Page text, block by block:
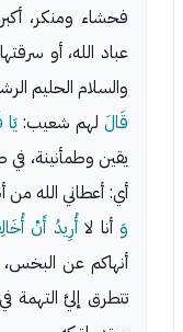
فحشاء ومنكر،
عباد الله، أو
والسلام الحليم
قَالَلهم شعيب:
يقين وطمأنينة،
أي: أعطاني الله من
وَ أنا لاأُرِيدُ أَنْ
أنهاكم عن البخس،
تتطرق إليَّ التهمة